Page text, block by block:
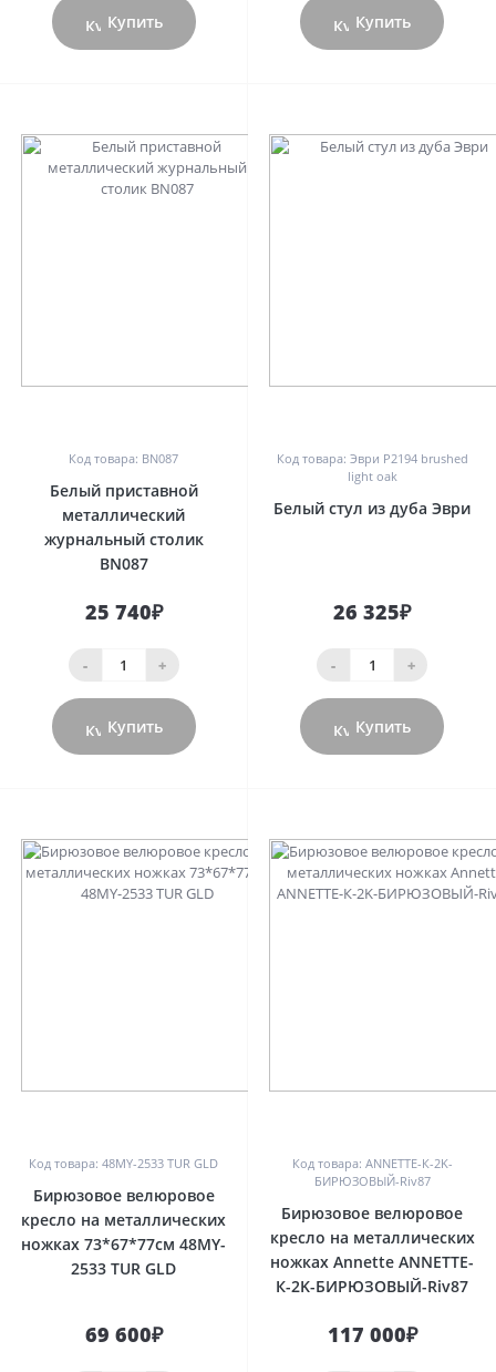
Купить Купить
Код товара: BN087
Белый приставной
металлический
журнальный столик
BN087
25 740₽
- +
Купить
Код товара: Эври P2194 brushed
light oak
Белый стул из дуба Эври
26 325₽
- +
Купить
Код товара: 48MY-2533 TUR GLD
Бирюзовое велюровое
кресло на металлических
ножках 73*67*77см 48MY-
2533 TUR GLD
69 600₽
Код товара: ANNETTE-К-2K-
БИРЮЗОВЫЙ-Riv87
Бирюзовое велюровое
кресло на металлических
ножках Annette ANNETTE-
К-2K-БИРЮЗОВЫЙ-Riv87
117 000₽